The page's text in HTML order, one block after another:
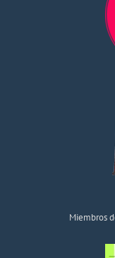
Miembros